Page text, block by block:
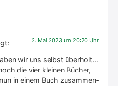
2. Mai 2023 um 20:20 Uhr
wir uns selbst über­holt…
die vier klei­nen Bücher,
in einem Buch zusam­men­